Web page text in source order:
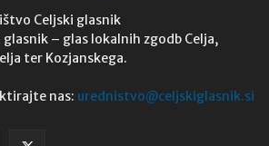
Celjski glasnik
glasnik – glas lokalnih zgodb Celja,
ter Kozjanskega.
nas: urednistvo@celjskiglasnik.si